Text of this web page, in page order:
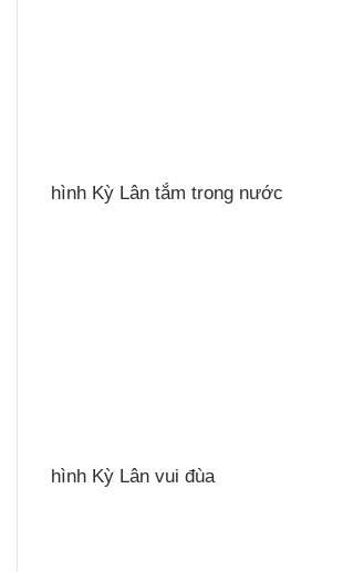
hình Kỳ Lân tắm trong nước
hình Kỳ Lân vui đùa